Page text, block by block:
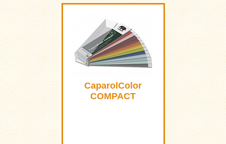
CaparolColor
COMPACT